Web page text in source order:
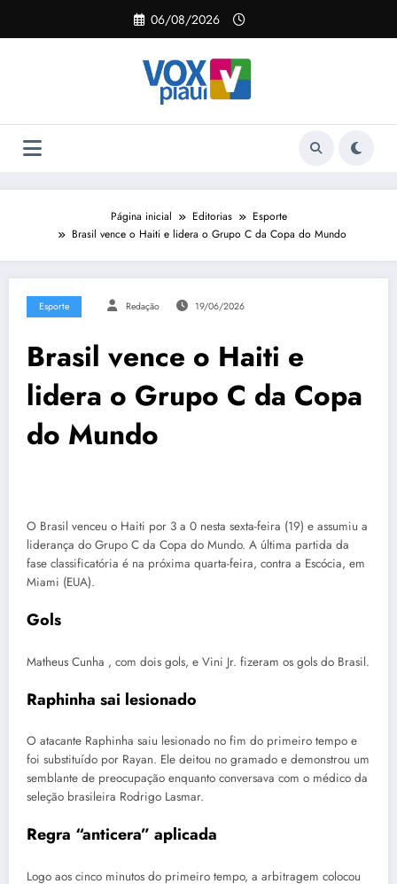
o
06/08/2026
Página inicial Editorias
Esporte
Brasil vence o Haiti e lidera o Grupo C da Copa do Mundo
Esporte Redação 19/06/2026
Brasil vence o Haiti e
lidera o Grupo C da Copa
do Mundo
O Brasil venceu o Haiti por 3 a 0 nesta sexta-feira (19) e assumiu a
liderança do Grupo C da Copa do Mundo. A última partida da
fase classificatória é na próxima quarta-feira, contra a Escócia, em
Miami (EUA).
Gols
Matheus Cunha , com dois gols, e Vini Jr. fizeram os gols do Brasil.
Raphinha sai lesionado
O atacante Raphinha saiu lesionado no fim do primeiro tempo e
foi substituído por Rayan. Ele deitou no gramado e demonstrou um
semblante de preocupação enquanto conversava com o médico da
seleção brasileira Rodrigo Lasmar.
Regra “anticera” aplicada
Logo aos cinco minutos do primeiro tempo, a arbitragem colocou